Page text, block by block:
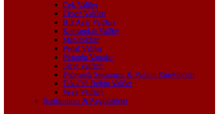
Çek Valfler
Eksoz Valfleri
Hız Ayar Valfleri
Kumandalı Valfler
Manifoldlar
Pedal Valfler
Pistonlu Vanalar
Slayt Valfleri
Pnömatik Susturucu & Vakum Enjektörleri
Tek-Çift Bobin Valfler
Veya Valfleri
Şartlandırıcı & Regülatörler